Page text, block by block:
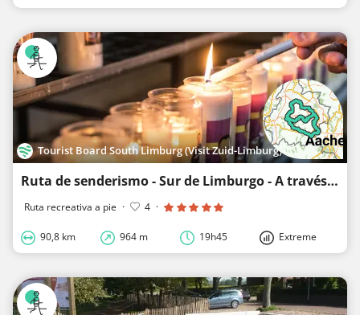
Tourist Board South Limburg (Visit Zuid-Limburg)
Ruta de senderismo - Sur de Limburgo - A través de Coriovallum
Ruta recreativa a pie · 4 ·
90,8 km 964 m 19h45 Extreme